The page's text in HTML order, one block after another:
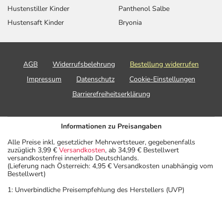
Hustenstiller Kinder
Hustensaft Kinder
Panthenol Salbe
Bryonia
AGB Widerrufsbelehrung
Bestellung widerrufen
Impressum
Datenschutz
Cookie-Einstellungen
Barrierefreiheitserklärung
Informationen zu Preisangaben
Alle Preise inkl. gesetzlicher Mehrwertsteuer, gegebenenfalls
zuzüglich 3,99 € Versandkosten, ab 34,99 € Bestellwert
versandkostenfrei innerhalb Deutschlands.
(Lieferung nach Österreich: 4,95 € Versandkosten unabhängig vom
Bestellwert)
1: Unverbindliche Preisempfehlung des Herstellers (UVP)